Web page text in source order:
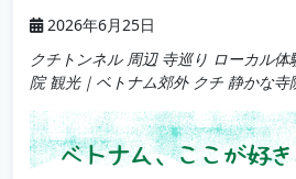
2026年6月25日
クチトンネル 周辺 寺巡り ローカル
院 観光｜ベトナム郊外 クチ 静かな寺